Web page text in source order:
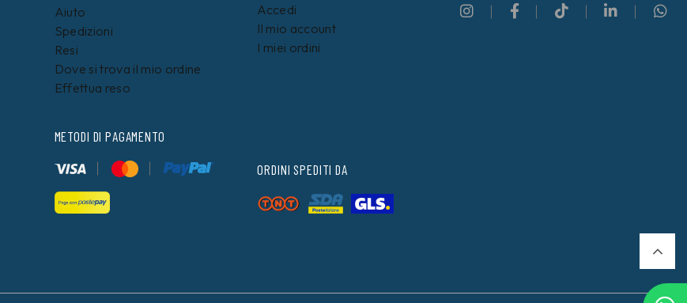
Aiuto
Spedizioni
Resi
Dove si trova il mio ordine
Effettua reso
METODI DI PAGAMENTO
Accedi
Il mio account
I miei ordini
ORDINI SPEDITI DA